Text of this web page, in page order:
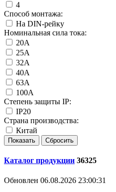
4
Способ монтажа:
На DIN-рейку
Номинальная сила тока:
20А
25А
32А
40А
63А
100А
Степень защиты IP:
IP20
Страна производства:
Китай
Каталог продукции 36325
Обновлен 06.08.2026 23:00:31